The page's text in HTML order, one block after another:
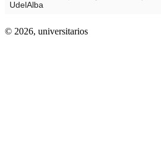
© 2026, universitarios